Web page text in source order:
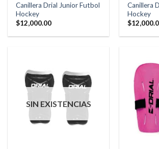
Canillera Drial Junior Futbol
Hockey
$12,000.00
Canillera
Hockey
$
SIN EXISTENCIAS